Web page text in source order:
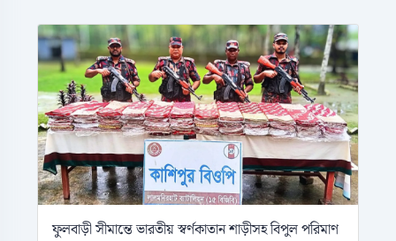
ফুলবাড়ী সীমান্তে ভারতীয় স্বর্ণকাতান শাড়ীসহ বিপুল পরিমাণ